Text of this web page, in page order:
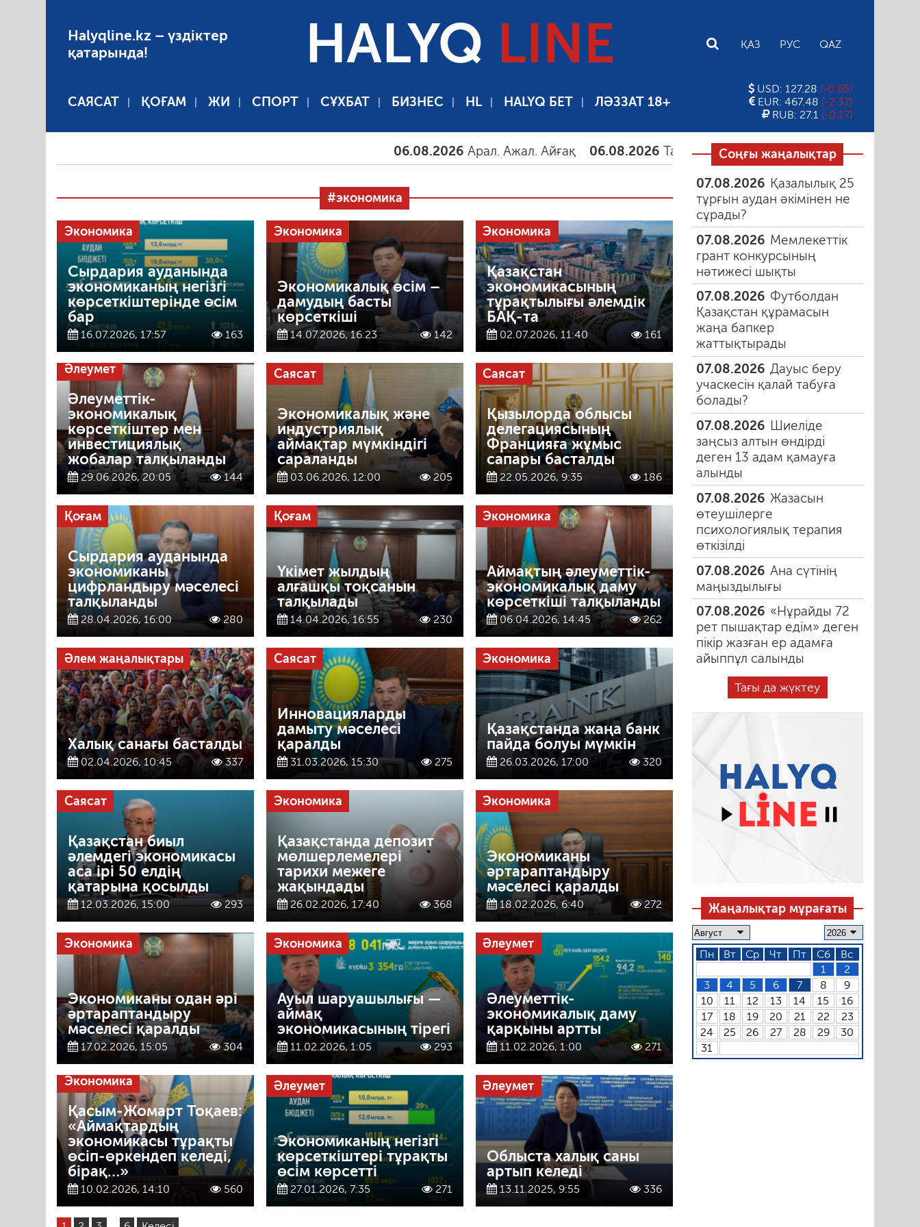
Halyqline.kz – үздіктер
қатарында!
HALYQ LINE ҚАЗ РУС QAZ
САЯСАТ ҚОҒАМ ЖИ СПОРТ СҰХБАТ БИЗНЕС HL HALYQ БЕТ ЛӘЗЗАТ 18+
USD: 127.28 (-0.65)
EUR: 467.48 (-2.37)
RUB: 27.1 (-0.17)
06.08.2026 Арал. Ажал. Айғақ 06.08.2026 Тамыздағы таңғы түтін 06.08.2026 Құмарлық
#экономика
Экономика
Сырдария ауданында
экономиканың негізгі
көрсеткіштерінде өсім
бар
16.07.2026, 17:57 163
Экономика
Экономикалық өсім –
дамудың басты
көрсеткіші
14.07.2026, 16:23 142
Экономика
Қазақстан
экономикасының
тұрақтылығы әлемдік
БАҚ-та
02.07.2026, 11:40 161
Әлеумет
Әлеуметтік-
экономикалық
көрсеткіштер мен
инвестициялық
жобалар талқыланды
29.06.2026, 20:05 144
Саясат
Экономикалық және
индустриялық
аймақтар мүмкіндігі
сараланды
03.06.2026, 12:00 205
Саясат
Қызылорда облысы
делегациясының
Францияға жұмыс
сапары басталды
22.05.2026, 9:35 186
Қоғам
Сырдария ауданында
экономиканы
цифрландыру мәселесі
талқыланды
28.04.2026, 16:00 280
Қоғам
Үкімет жылдың
алғашқы тоқсанын
талқылады
14.04.2026, 16:55 230
Экономика
Аймақтың әлеуметтік-
экономикалық даму
көрсеткіші талқыланды
06.04.2026, 14:45 262
Әлем жаңалықтары
Халық санағы басталды
02.04.2026, 10:45 337
Саясат
Инновацияларды
дамыту мәселесі
қаралды
31.03.2026, 15:30 275
Экономика
Қазақстанда жаңа банк
пайда болуы мүмкін
26.03.2026, 17:00 320
Саясат
Қазақстан биыл
әлемдегі экономикасы
аса ірі 50 елдің
қатарына қосылды
12.03.2026, 15:00 293
Экономика
Қазақстанда депозит
мөлшерлемелері
тарихи межеге
жақындады
26.02.2026, 17:40 368
Экономика
Экономиканы
әртараптандыру
мәселесі қаралды
18.02.2026, 6:40 272
Экономика
Экономиканы одан әрі
әртараптандыру
мәселесі қаралды
17.02.2026, 15:05 304
Экономика
Ауыл шаруашылығы —
аймақ
экономикасының тірегі
11.02.2026, 1:05 293
Әлеумет
Әлеуметтік-
экономикалық даму
қарқыны артты
11.02.2026, 1:00 271
Экономика
Қасым-Жомарт Тоқаев:
«Аймақтардың
экономикасы тұрақты
өсіп-өркендеп келеді,
бірақ…»
10.02.2026, 14:10 560
Әлеумет
Экономиканың негізгі
көрсеткіштері тұрақты
өсім көрсетті
27.01.2026, 7:35 271
Әлеумет
Облыста халық саны
артып келеді
13.11.2025, 9:55 336
Соңғы жаңалықтар
07.08.2026 Қазалылық 25
тұрғын аудан әкімінен не
сұрады?
07.08.2026 Мемлекеттік
грант конкурсының
нәтижесі шықты
07.08.2026 Футболдан
Қазақстан құрамасын
жаңа бапкер
жаттықтырады
07.08.2026 Дауыс беру
учаскесін қалай табуға
болады?
07.08.2026 Шиеліде
заңсыз алтын өндірді
деген 13 адам қамауға
алынды
07.08.2026 Жазасын
өтеушілерге
психологиялық терапия
өткізілді
07.08.2026 Ана сүтінің
маңыздылығы
07.08.2026 «Нұрайды 72
рет пышақтар едім» деген
пікір жазған ер адамға
айыппұл салынды
Тағы да жүктеу
Жаңалықтар мұрағаты
Пн Вт Ср Чт Пт Сб
Вс
1
2
3
4 5 6 7 8
9
10
11 12 13 14 15
16
17
18 19 20 21 22
23
24
25 26 27 28 29
30
31